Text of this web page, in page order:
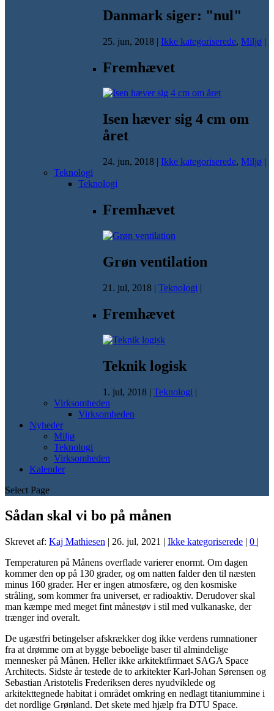
Danmark siger: "nul"
25. jun, 2018 | Ikke kategoriserede, Miljø |
Fremhævet
Isen hæver sig 4 cm om
året
24. jun, 2018 | Ikke kategoriserede, Miljø |
Teknologi
Teknologi
Fremhævet
Grøn ventilation
21. jul, 2018 | Teknologi |
Fremhævet
Teknik logisk
1. jul, 2018 | Teknologi |
Virksomheden
Virksomheden
Nyheder
Miljø
Teknologi
Virksomheden
Kalender
Select Page
Sådan skal vi bo på månen
Skrevet af: Kaj Mathiesen | 26. jul, 2021 | Ikke kategoriserede | 0 |
Temperaturen på Månens overflade varierer enormt. Om dagen
kommer den op på 130 grader, og om natten falder den til næsten
minus 160 grader. Her er ingen atmosfære, og den kosmiske
stråling, som kommer fra universet, er radioaktiv. Derudover skal
man kæmpe med meget fint månestøv i stil med vulkanaske, der
trænger ind overalt.
De ugæstfri betingelser afskrækker dog ikke verdens rumnationer
fra at drømme om at bygge beboelige baser til almindelige
mennesker på Månen. Heller ikke arkitektfirmaet SAGA Space
Architects. Sidste år testede de to arkitekter Karl-Johan Sørensen og
Sebastian Aristotelis Frederiksen deres nyudviklede og
arkitekttegnede habitat i området omkring en nedlagt titaniummine i
det nordlige Grønland. Det skete med hjælp fra DTU Space.